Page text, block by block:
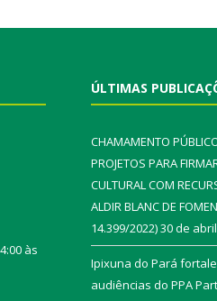
às
ÚLTIMAS
CHAMAMENTO
PROJETOS PARA
CULTURAL COM
ALDIR BLANC DE
14.399/2022)30 de
Ipixuna do Pará
audiências do PPA